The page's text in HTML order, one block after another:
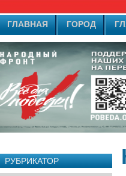
ГЛАВНАЯ ГОРОД
РУБРИКАТОР